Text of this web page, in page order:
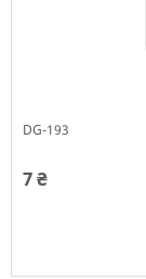
DG-193
7 ₴